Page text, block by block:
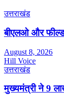
उत्तराखंड
बीएलओ और फील्ड
August 8, 2026
Hill Voice
उत्तराखंड
मुख्यमंत्री ने 9